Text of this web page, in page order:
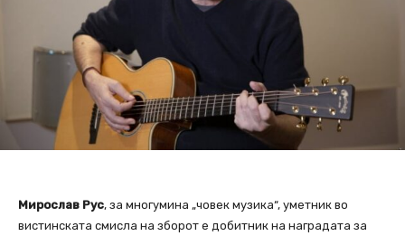
Мирослав Рус, за многумина „човек музика“, уметник во
вистинската смисла на зборот е добитник на наградата за